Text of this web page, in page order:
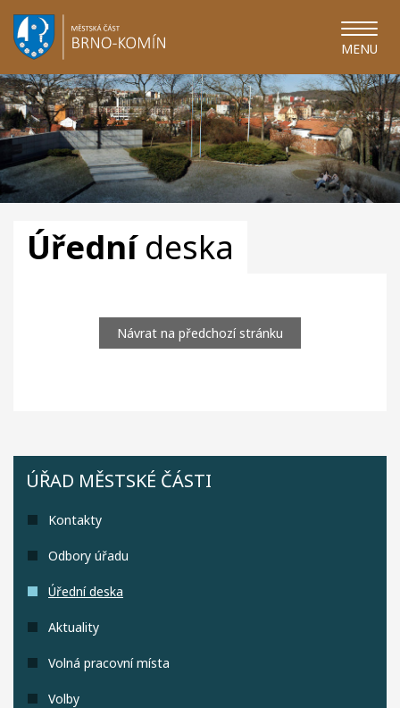
MENU
Úřednídeska
Návrat na předchozí stránku
ÚŘAD MĚSTSKÉ ČÁSTI
Kontakty
Odbory úřadu
Úřední deska
Aktuality
Volná pracovní místa
Volby